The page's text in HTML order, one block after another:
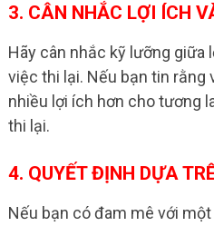
3. CÂN NHẮC LỢI ÍCH
Hãy cân nhắc kỹ lưỡng giữa
việc thi lại. Nếu bạn tin rằng
nhiều lợi ích hơn cho tương
thi lại.
4. QUYẾT ĐỊNH DỰA
Nếu bạn có đam mê với